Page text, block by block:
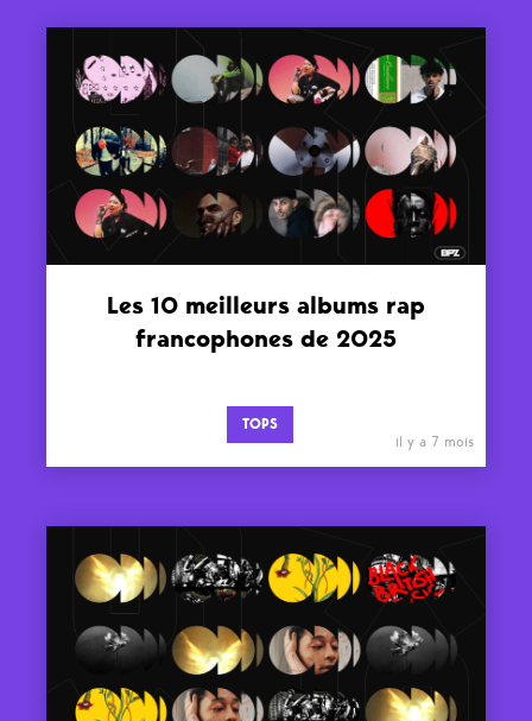
Les 10 meilleurs albums rap
francophones de 2025
TOPS
il y a 7 mois